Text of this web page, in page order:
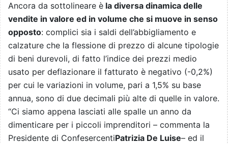
Ancora da sottolineare è la diversa dinamica delle
vendite in valore ed in volume che si muove in senso
opposto: complici sia i saldi dell’abbigliamento e
calzature che la flessione di prezzo di alcune tipologie
di beni durevoli, di fatto l’indice dei prezzi medio
usato per deflazionare il fatturato è negativo (-0,2%)
per cui le variazioni in volume, pari a 1,5% su base
annua, sono di due decimali più alte di quelle in valore.
“Ci siamo appena lasciati alle spalle un anno da
dimenticare per i piccoli imprenditori – commenta la
Presidente di ConfesercentiPatrizia De Luise– ed il